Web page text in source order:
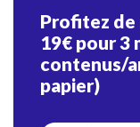
Profitez
19€ pour 3
contenus/
papier)